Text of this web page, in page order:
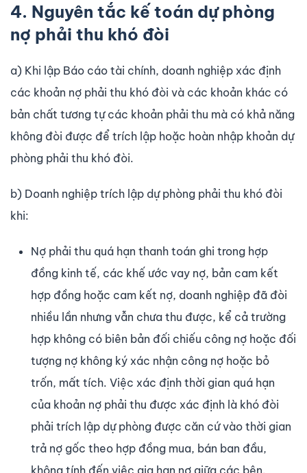
4. Nguyên tắc kế toán dự phòng
nợ phải thu khó đòi
a) Khi lập Báo cáo tài chính, doanh nghiệp xác định
các khoản nợ phải thu khó đòi và các khoản khác có
bản chất tương tự các khoản phải thu mà có khả năng
không đòi được để trích lập hoặc hoàn nhập khoản dự
phòng phải thu khó đòi.
b) Doanh nghiệp trích lập dự phòng phải thu khó đòi
khi:
Nợ phải thu quá hạn thanh toán ghi trong hợp
đồng kinh tế, các khế ước vay nợ, bản cam kết
hợp đồng hoặc cam kết nợ, doanh nghiệp đã đòi
nhiều lần nhưng vẫn chưa thu được, kể cả trường
hợp không có biên bản đối chiếu công nợ hoặc đối
tượng nợ không ký xác nhận công nợ hoặc bỏ
trốn, mất tích. Việc xác định thời gian quá hạn
của khoản nợ phải thu được xác định là khó đòi
phải trích lập dự phòng được căn cứ vào thời gian
trả nợ gốc theo hợp đồng mua, bán ban đầu,